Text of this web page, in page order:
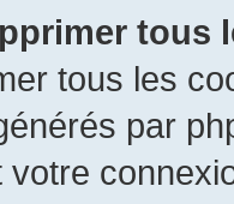
tous
tous les
par
votre